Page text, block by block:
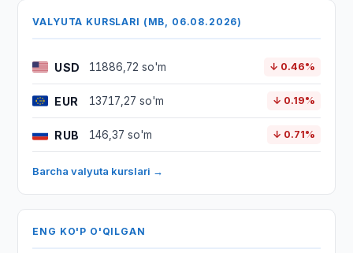
VALYUTA KURSLARI (MB, 06.08.2026)
USD 11886,72 so'm ↓ 0.46%
EUR 13717,27 so'm ↓ 0.19%
RUB 146,37 so'm ↓ 0.71%
Barcha valyuta kurslari →
ENG KO'P O'QILGAN